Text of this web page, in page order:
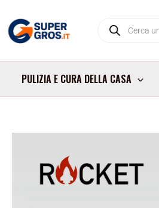
contenuto
search
PULIZIA E CURA DELLA CASA